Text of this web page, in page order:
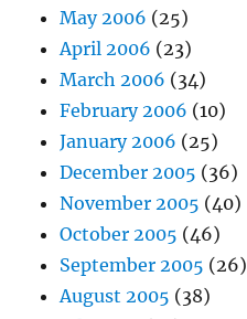
May 2006 (25)
April 2006 (23)
March 2006 (34)
February 2006 (10)
January 2006 (25)
December 2005 (36)
November 2005 (40)
October 2005 (46)
September 2005 (26)
August 2005 (38)